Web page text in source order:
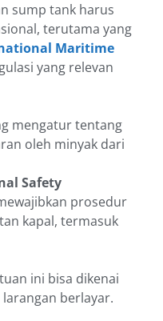
sump tank harus
terutama yang
Maritime
yang relevan
mengatur tentang
oleh minyak dari
Safety
prosedur
kapal, termasuk
ini bisa dikenai
berlayar.